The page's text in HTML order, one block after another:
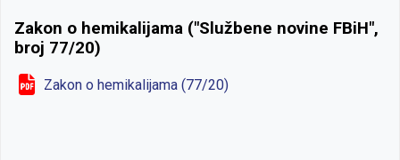
Zakon o hemikalijama ("Službene novine FBiH",
broj 77/20)
Zakon o hemikalijama (77/20)